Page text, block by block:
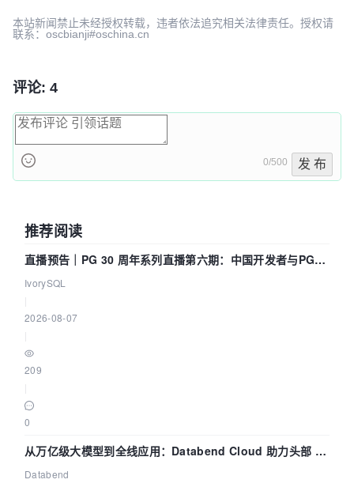
本站新闻禁止未经授权转载，违者依法追究相关法律责任。授权请
联系：oscbianji#oschina.cn
评论: 4
0/500 发 布
推荐阅读
直播预告｜PG 30 周年系列直播第六期：中国开发者与PG内
核——我们改得动吗？我们贡献了什么？
IvorySQL
2026-08-07
209
0
从万亿级大模型到全线应用：Databend Cloud 助力头部 AI
企业构建全链路 Trace 数据管道
Databend